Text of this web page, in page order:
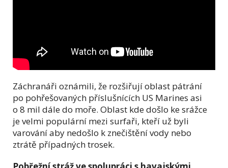
Záchranáři oznámili, že rozšiřují oblast pátrání
po pohřešovaných příslušnících US Marines asi
o 8 mil dále do moře. Oblast kde došlo ke srážce
je velmi populární mezi surfaři, kteří už byli
varování aby nedošlo k znečištění vody nebo
ztrátě případných trosek.